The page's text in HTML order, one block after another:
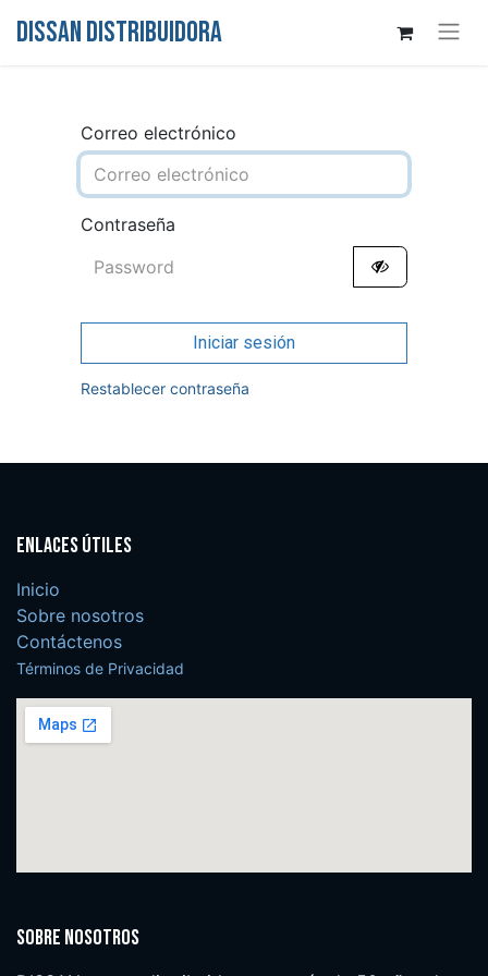
DISSAN DISTRIBUIDORA
Correo electrónico
Contraseña
Iniciar sesión
Restablecer contraseña
Enlaces útiles
Inicio
Sobre nosotros
Contáctenos
Términos de Privacidad
Sobre nosotros